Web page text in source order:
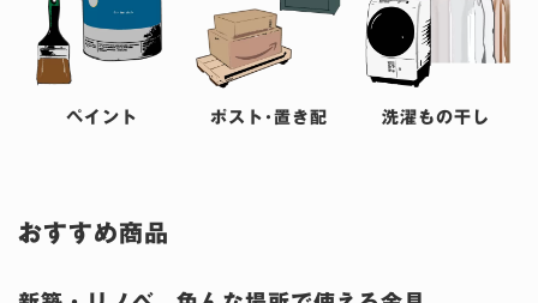
ペイント ポスト･置き配 洗濯もの干し
おすすめ商品